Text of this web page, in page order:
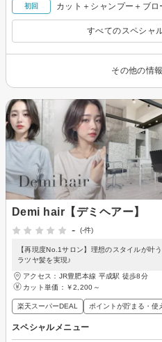
初回 カット＋シャンプー＋ブロ
すべてのスペシャ
その他の情
Demi hair【デミヘアー】
-
(-件)
【再現度No.1サロン】理想のスタイルが叶
ラツヤ髪を実現♪
アクセス：JR豊肥本線 平成駅 徒歩8分
カット単価： ￥2,200～
楽天スーパーDEAL ポイントが貯まる・使
スペシャルメニュー